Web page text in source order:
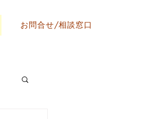
お問合せ/相談窓口